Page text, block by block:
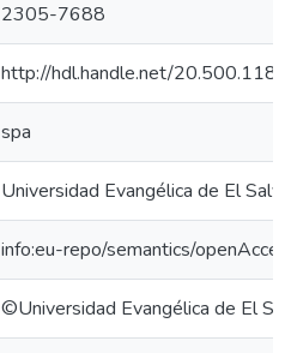
2305-7688
http://hdl.handle.net/
spa
Universidad Evangélica de El
info:eu-repo/semantics/
©Universidad Evangélica de El